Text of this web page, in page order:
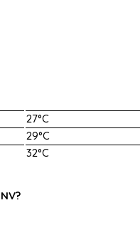
27°C
29°C
32°C